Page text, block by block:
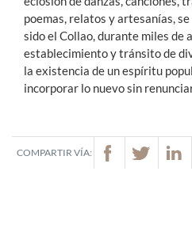
poemas, relatos y artesanías,
sido el Collao, durante miles de
establecimiento y tránsito de
la existencia de un espíritu
incorporar lo nuevo sin
COMPARTIR VÍA: